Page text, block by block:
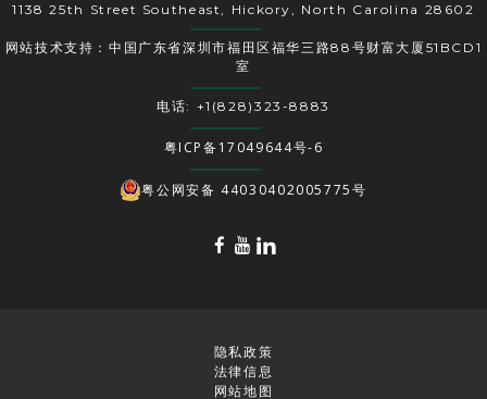
1138 25th Street Southeast, Hickory, North Carolina 28602
网站技术支持：中国广东省深圳市福田区福华三路88号财富大厦51BCD1
室
电话: +1(828)323-8883
粤ICP备17049644号-6
粤公网安备 44030402005775号
隐私政策
法律信息
网站地图